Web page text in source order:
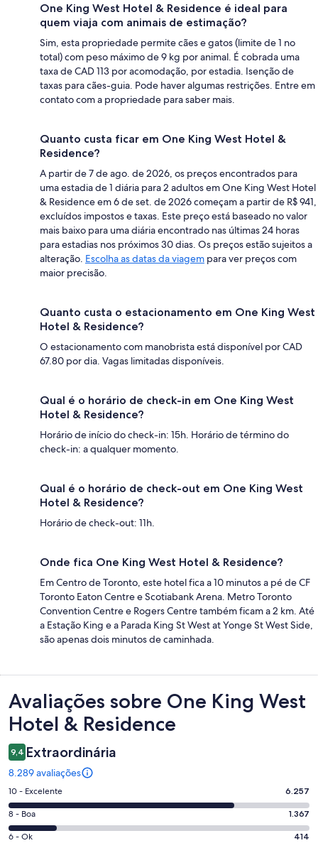
One King West Hotel & Residence é ideal para
quem viaja com animais de estimação?
Sim, esta propriedade permite cães e gatos (limite de 1 no
total) com peso máximo de 9 kg por animal. É cobrada uma
taxa de CAD 113 por acomodação, por estadia. Isenção de
taxas para cães-guia. Pode haver algumas restrições. Entre em
contato com a propriedade para saber mais.
Quanto custa ficar em One King West Hotel &
Residence?
A partir de 7 de ago. de 2026, os preços encontrados para
uma estadia de 1 diária para 2 adultos em One King West Hotel
& Residence em 6 de set. de 2026 começam a partir de R$ 941,
excluídos impostos e taxas. Este preço está baseado no valor
mais baixo para uma diária encontrado nas últimas 24 horas
para estadias nos próximos 30 dias. Os preços estão sujeitos a
alteração. Escolha as datas da viagem para ver preços com
maior precisão.
Quanto custa o estacionamento em One King West
Hotel & Residence?
O estacionamento com manobrista está disponível por CAD
67.80 por dia. Vagas limitadas disponíveis.
Qual é o horário de check-in em One King West
Hotel & Residence?
Horário de início do check-in: 15h. Horário de término do
check-in: a qualquer momento.
Qual é o horário de check-out em One King West
Hotel & Residence?
Horário de check-out: 11h.
Onde fica One King West Hotel & Residence?
Em Centro de Toronto, este hotel fica a 10 minutos a pé de CF
Toronto Eaton Centre e Scotiabank Arena. Metro Toronto
Convention Centre e Rogers Centre também ficam a 2 km. Até
a Estação King e a Parada King St West at Yonge St West Side,
são apenas dois minutos de caminhada.
Avaliações
Avaliações sobre One King West
Hotel & Residence
9,4 Extraordinária
8.289 avaliações
Nota
10
-
Excelente.
10 - Excelente 6.257
Nota
8
8 - Boa 1.367
Nota
6 - Ok 414